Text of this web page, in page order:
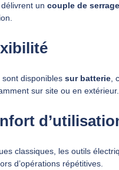
un couple de
disponibles sur batterie,
sur site ou en extérieur.
classiques, les outils
d’opérations répétitives.